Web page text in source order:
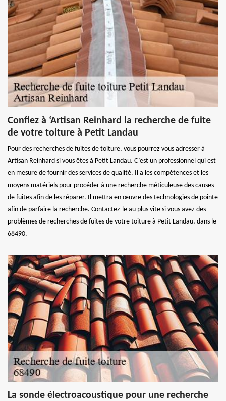
Confiez à ‘Artisan Reinhard la recherche de fuite
de votre toiture à Petit Landau
Pour des recherches de fuites de toiture, vous pourrez vous adresser à
Artisan Reinhard si vous êtes à Petit Landau. C’est un professionnel qui est
en mesure de fournir des services de qualité. Il a les compétences et les
moyens matériels pour procéder à une recherche méticuleuse des causes
de fuites afin de les réparer. Il mettra en œuvre des technologies de pointe
afin de parfaire la recherche. Contactez-le au plus vite si vous avez des
problèmes de recherches de fuites de votre toiture à Petit Landau, dans le
68490.
La sonde électroacoustique pour une recherche